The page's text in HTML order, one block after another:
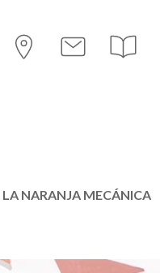
LA NARANJA MECÁNICA